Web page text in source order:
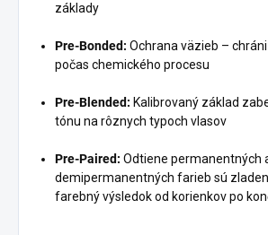
základy
Pre-Bonded: Ochrana väzieb –
počas chemického procesu
Pre-Blended: Kalibrovaný základ
tónu na rôznych typoch vlasov
Pre-Paired: Odtiene permanentných
demipermanentných farieb sú
farebný výsledok od korienkov po